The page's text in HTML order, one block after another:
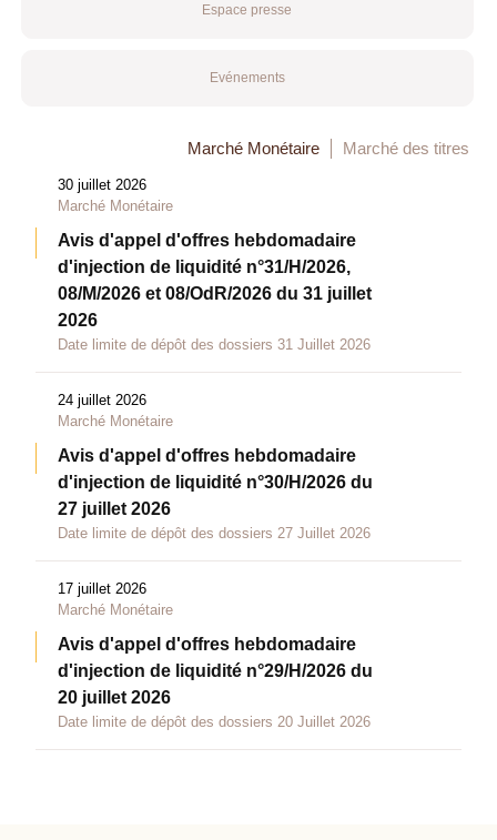
Espace presse
Evénements
Marché Monétaire Marché des titres
30 juillet 2026
Marché Monétaire
Avis d'appel d'offres hebdomadaire
d'injection de liquidité n°31/H/2026,
08/M/2026 et 08/OdR/2026 du 31 juillet
2026
Date limite de dépôt des dossiers 31 Juillet 2026
24 juillet 2026
Marché Monétaire
Avis d'appel d'offres hebdomadaire
d'injection de liquidité n°30/H/2026 du
27 juillet 2026
Date limite de dépôt des dossiers 27 Juillet 2026
17 juillet 2026
Marché Monétaire
Avis d'appel d'offres hebdomadaire
d'injection de liquidité n°29/H/2026 du
20 juillet 2026
Date limite de dépôt des dossiers 20 Juillet 2026